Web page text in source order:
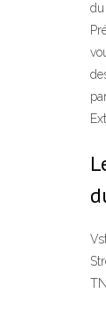
du